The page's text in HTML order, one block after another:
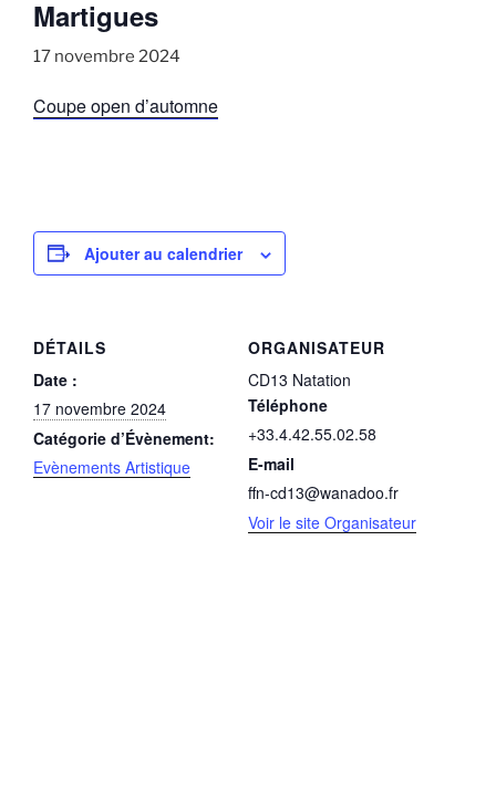
Martigues
17 novembre 2024
Coupe open d’automne
Ajouter au calendrier
DÉTAILS
Date :
17 novembre 2024
Catégorie d’Évènement:
Evènements Artistique
ORGANISATEUR
CD13 Natation
Téléphone
+33.4.42.55.02.58
E-mail
ffn-cd13@wanadoo.fr
Voir le site Organisateur